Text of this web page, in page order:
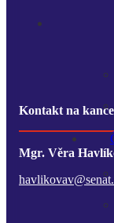
Kontakt na
Mgr. Věra